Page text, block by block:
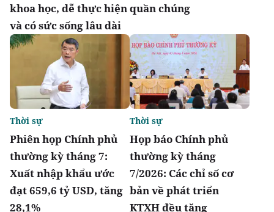
khoa học, dễ thực hiện
và có sức sống lâu dài
quần chúng
Phiên họp Chính phủ
thường kỳ tháng 7:
Xuất nhập khẩu ước
đạt 659,6 tỷ USD, tăng
28,1%
Thời sự
Họp báo Chính phủ
thường kỳ tháng
7/2026: Các chỉ số cơ
bản về phát triển
KTXH đều tăng
Thời sự